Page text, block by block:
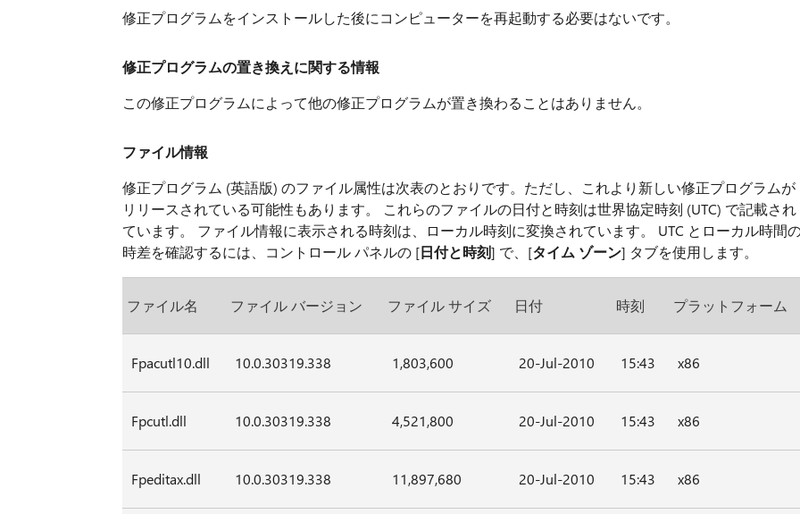
修正プログラムをインストールした後にコンピューターを再起動する必要はないです。
修正プログラムの置き換えに関する情報
この修正プログラムによって他の修正プログラムが置き換わることはありません。
ファイル情報
修正プログラム (英語版) のファイル属性は次表のとおりです。ただし、これより新しい修正プログラムが
リリースされている可能性もあります。 これらのファイルの日付と時刻は世界協定時刻 (UTC) で記載され
ています。 ファイル情報に表示される時刻は、ローカル時刻に変換されています。 UTC とローカル時間
時差を確認するには、コントロール パネルの [日付と時刻] で、[タイム ゾーン] タブを使用します。
ファイル名 ファイル バージョン ファイル サイズ 日付 時刻 プラットフォーム
Fpacutl10.dll 10.0.30319.338 1,803,600 20-Jul-2010 15:43 x86
Fpcutl.dll 10.0.30319.338 4,521,800 20-Jul-2010 15:43 x86
Fpeditax.dll 10.0.30319.338 11,897,680 20-Jul-2010 15:43 x86